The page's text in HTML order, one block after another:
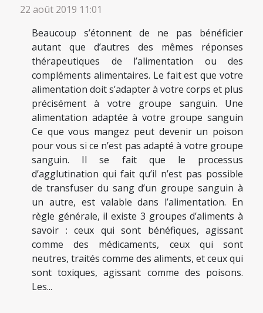
22 août 2019 11:01
Beaucoup s’étonnent de ne pas bénéficier
autant que d’autres des mêmes réponses
thérapeutiques de l’alimentation ou des
compléments alimentaires. Le fait est que votre
alimentation doit s’adapter à votre corps et plus
précisément à votre groupe sanguin. Une
alimentation adaptée à votre groupe sanguin
Ce que vous mangez peut devenir un poison
pour vous si ce n’est pas adapté à votre groupe
sanguin. Il se fait que le processus
d’agglutination qui fait qu’il n’est pas possible
de transfuser du sang d’un groupe sanguin à
un autre, est valable dans l’alimentation. En
règle générale, il existe 3 groupes d’aliments à
savoir : ceux qui sont bénéfiques, agissant
comme des médicaments, ceux qui sont
neutres, traités comme des aliments, et ceux qui
sont toxiques, agissant comme des poisons.
Les...